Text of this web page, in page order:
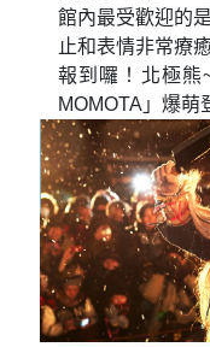
館內最受歡迎的
止和表情非常療
報到囉！北極熊
MOMOTA」爆萌